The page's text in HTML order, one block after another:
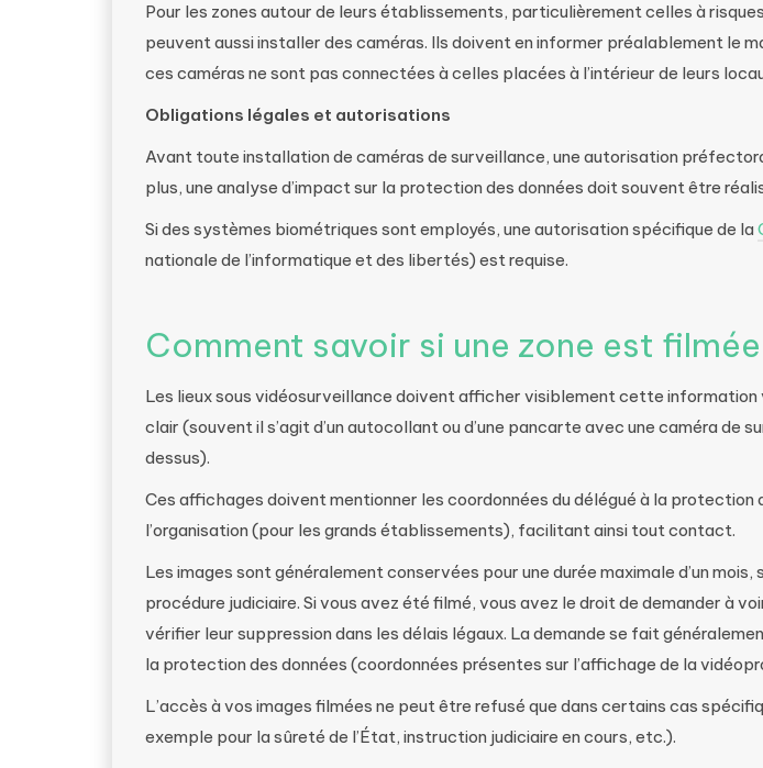
Pour les zones autour de leurs établissements, particulièrement celles à
peuvent aussi installer des caméras. Ils doivent en informer préalablement le
ces caméras ne sont pas connectées à celles placées à l’intérieur de leurs
Obligations légales et autorisations
Avant toute installation de caméras de surveillance, une autorisation
plus, une analyse d’impact sur la protection des données doit souvent être
Si des systèmes biométriques sont employés, une autorisation spécifique de la
nationale de l’informatique et des libertés) est requise.
Comment savoir si une zone est
Les lieux sous vidéosurveillance doivent afficher visiblement cette information
clair (souvent il s’agit d’un autocollant ou d’une pancarte avec une caméra de
dessus).
Ces affichages doivent mentionner les coordonnées du délégué à la protection
l’organisation (pour les grands établissements), facilitant ainsi tout contact.
Les images sont généralement conservées pour une durée maximale d’un mois,
procédure judiciaire. Si vous avez été filmé, vous avez le droit de demander à
vérifier leur suppression dans les délais légaux. La demande se fait
la protection des données (coordonnées présentes sur l’affichage de la
L’accès à vos images filmées ne peut être refusé que dans certains cas
exemple pour la sûreté de l’État, instruction judiciaire en cours, etc.).